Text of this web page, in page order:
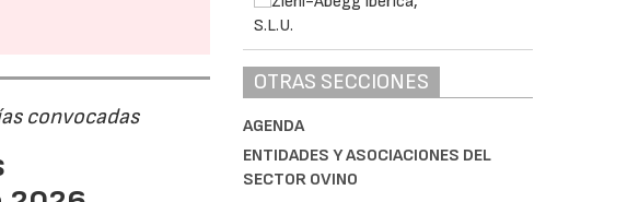
convocadas
OTRAS SECCIONES
AGENDA
ENTIDADES Y ASOCIACIONES DEL
SECTOR OVINO